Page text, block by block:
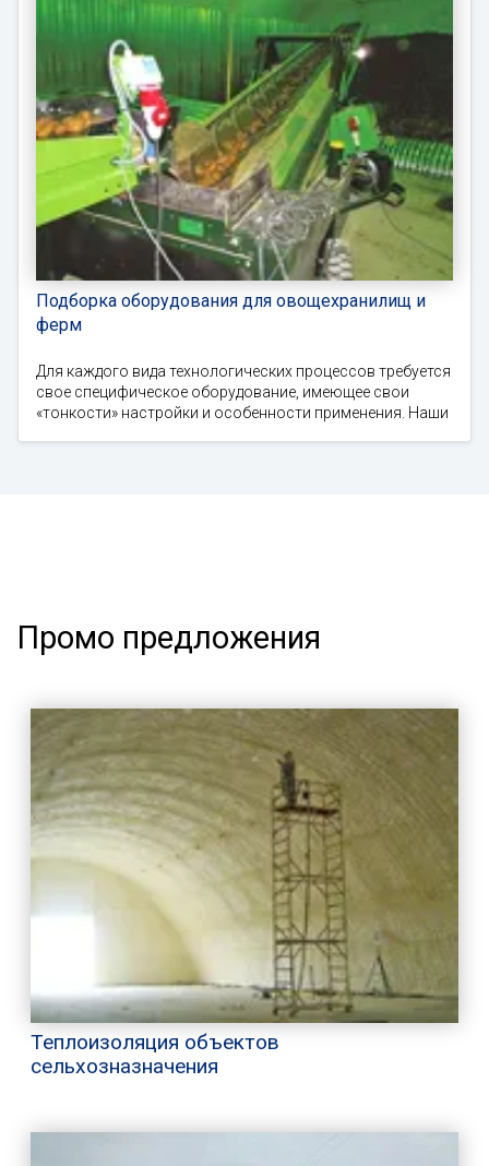
Подборка оборудования для овощехранилищ и
ферм
Для каждого вида технологических процессов требуется
свое специфическое оборудование, имеющее свои
«тонкости» настройки и особенности применения. Наши
Промо предложения
Теплоизоляция объектов
сельхозназначения